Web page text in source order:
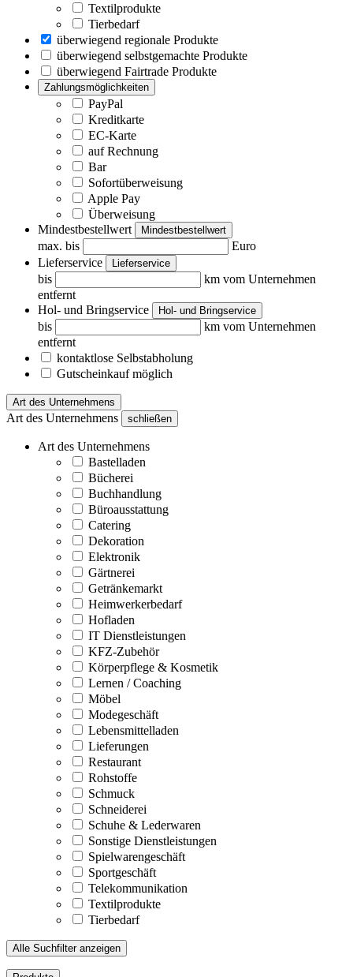
Textilprodukte
Tierbedarf
überwiegend regionale Produkte
überwiegend selbstgemachte Produkte
überwiegend Fairtrade Produkte
Zahlungsmöglichkeiten
PayPal
Kreditkarte
EC-Karte
auf Rechnung
Bar
Sofortüberweisung
Apple Pay
Überweisung
Mindestbestellwert
Mindestbestellwert
max. bis
Euro
Lieferservice
Lieferservice
bis
km vom Unternehmen
entfernt
Hol- und Bringservice
Hol- und Bringservice
bis
km vom Unternehmen
entfernt
kontaktlose Selbstabholung
Gutscheinkauf möglich
Art des Unternehmens
Art des Unternehmens schließen
Art des Unternehmens
Bastelladen
Bücherei
Buchhandlung
Büroausstattung
Catering
Dekoration
Elektronik
Gärtnerei
Getränkemarkt
Heimwerkerbedarf
Hofladen
IT Dienstleistungen
KFZ-Zubehör
Körperpflege & Kosmetik
Lernen / Coaching
Möbel
Modegeschäft
Lebensmittelladen
Lieferungen
Restaurant
Rohstoffe
Schmuck
Schneiderei
Schuhe & Lederwaren
Sonstige Dienstleistungen
Spielwarengeschäft
Sportgeschäft
Telekommunikation
Textilprodukte
Tierbedarf
Alle Suchfilter anzeigen